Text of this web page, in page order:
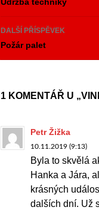
pro
příspěvky
DALŠÍ PŘÍSPĚVEK
Požár palet
1 KOMENTÁŘ U
Petr Žižka
10.11.2019 (9:13)
Byla to skvělá
Hanka a Jára,
krásných
dalších dní. Už